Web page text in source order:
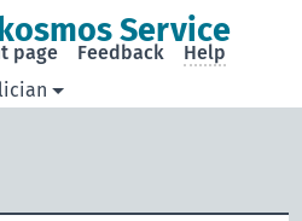
Service
page Feedback Help